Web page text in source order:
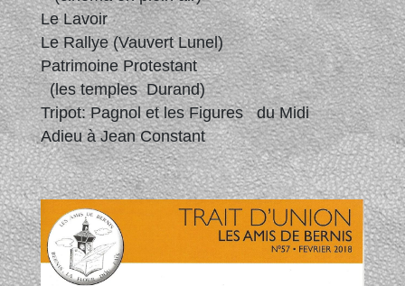
Le Lavoir
Le Rallye (Vauvert Lunel)
Patrimoine Protestant
(les temples Durand)
Tripot: Pagnol et les Figures du Midi
Adieu à Jean Constant